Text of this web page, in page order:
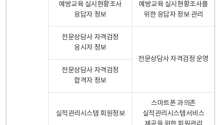
예방교육 실시현황조사
응답자 정보
예방교육 실시현황조사를
위한 응답자 정보 관리
전문상담사 자격검정
응시자 정보
전문상담사 자격검정 운영
전문상담사 자격검정
합격자 정보
실적관리시스템 회원정보
스마트폰 과의존
실적관리시스템서비스